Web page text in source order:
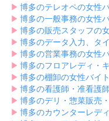
▶︎ 博多のテレオペの女性
▶︎ 博多の一般事務の女性
▶︎ 博多の販売スタッフの
▶︎ 博多のデータ入力、タ
▶︎ 博多の営業事務の女性
▶︎ 博多のフロアレディ・
▶︎ 博多の棚卸の女性バイ
▶︎ 博多の看護師・准看護
▶︎ 博多のデリ・惣菜販売
▶︎ 博多のカウンターレデ